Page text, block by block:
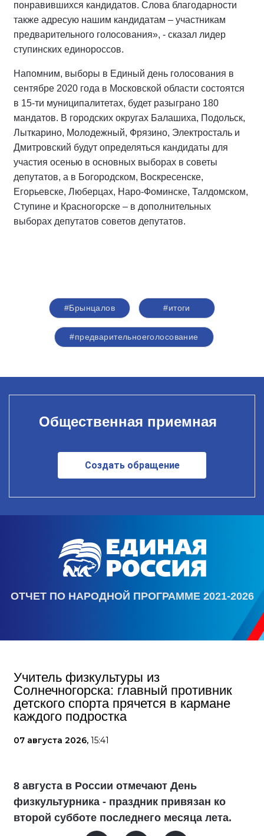
понравившихся кандидатов. Слова благодарности
также адресую нашим кандидатам – участникам
предварительного голосования», - сказал лидер
ступинских единороссов.
Напомним, выборы в Единый день голосования в
сентябре 2020 года в Московской области состоятся
в 15-ти муниципалитетах, будет разыграно 180
мандатов. В городских округах Балашиха, Подольск,
Лыткарино, Молодежный, Фрязино, Электросталь и
Дмитровский будут определяться кандидаты для
участия осенью в основных выборах в советы
депутатов, а в Богородском, Воскресенске,
Егорьевске, Люберцах, Наро-Фоминске, Талдомском,
Ступине и Красногорске – в дополнительных
выборах депутатов советов депутатов.
#Брынцалов #итоги
#предварительноеголосование
Общественная приемная
Создать обращение
ОТЧЕТ ПО НАРОДНОЙ ПРОГРАММЕ 2021-2026
Учитель физкультуры из
Солнечногорска: главный противник
детского спорта прячется в кармане
каждого подростка
07 августа 2026, 15:41
8 августа в России отмечают День
физкультурника - праздник привязан ко
второй субботе последнего месяца лета.